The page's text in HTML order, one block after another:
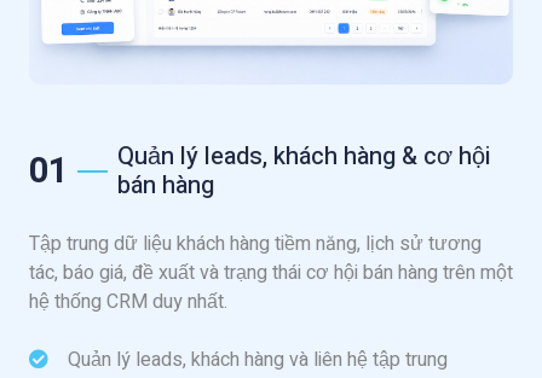
01
Quản lý leads, khách hàng & cơ hội
bán hàng
Tập trung dữ liệu khách hàng tiềm năng, lịch sử tương
tác, báo giá, đề xuất và trạng thái cơ hội bán hàng trên một
hệ thống CRM duy nhất.
Quản lý leads, khách hàng và liên hệ tập trung